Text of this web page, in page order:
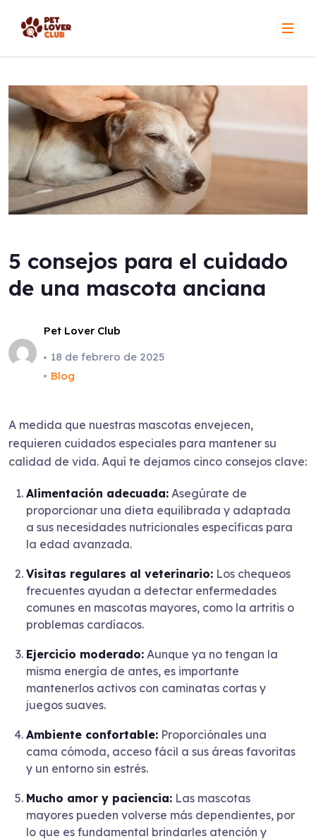
content
5 consejos para el cuidado
de una mascota anciana
Pet Lover Club
18 de febrero de 2025
Blog
A medida que nuestras mascotas envejecen,
requieren cuidados especiales para mantener su
calidad de vida. Aquí te dejamos cinco consejos clave:
Alimentación adecuada: Asegúrate de
proporcionar una dieta equilibrada y adaptada
a sus necesidades nutricionales específicas para
la edad avanzada.
Visitas regulares al veterinario: Los chequeos
frecuentes ayudan a detectar enfermedades
comunes en mascotas mayores, como la artritis o
problemas cardíacos.
Ejercicio moderado: Aunque ya no tengan la
misma energía de antes, es importante
mantenerlos activos con caminatas cortas y
juegos suaves.
Ambiente confortable: Proporciónales una
cama cómoda, acceso fácil a sus áreas favoritas
y un entorno sin estrés.
Mucho amor y paciencia: Las mascotas
mayores pueden volverse más dependientes, por
lo que es fundamental brindarles atención y